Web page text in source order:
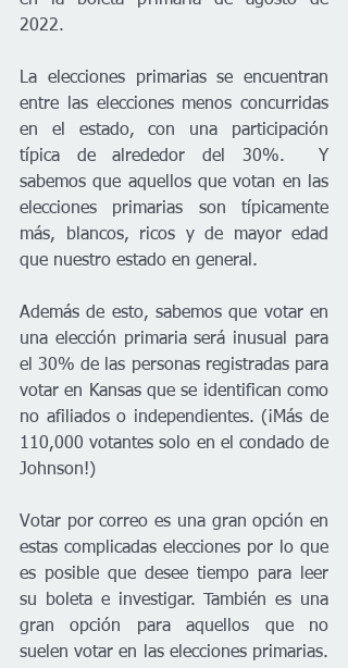
2022.
La elecciones primarias se encuentran
entre las elecciones menos concurridas
en el estado, con una participación
típica de alrededor del 30%.  Y
sabemos que aquellos que votan en las
elecciones primarias son típicamente
más, blancos, ricos y de mayor edad
que nuestro estado en general.
Además de esto, sabemos que votar en
una elección primaria será inusual para
el 30% de las personas registradas para
votar en Kansas que se identifican como
no afiliados o independientes. (¡Más de
110,000 votantes solo en el condado de
Johnson!)
Votar por correo es una gran opción en
estas complicadas elecciones por lo que
es posible que desee tiempo para leer
su boleta e investigar. También es una
gran opción para aquellos que no
suelen votar en las elecciones primarias.